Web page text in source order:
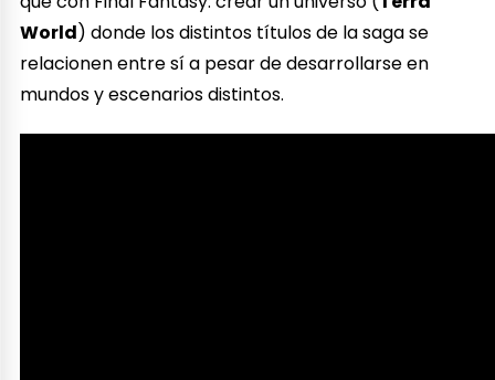
World) donde los distintos títulos de la saga se
relacionen entre sí a pesar de desarrollarse en
mundos y escenarios distintos.